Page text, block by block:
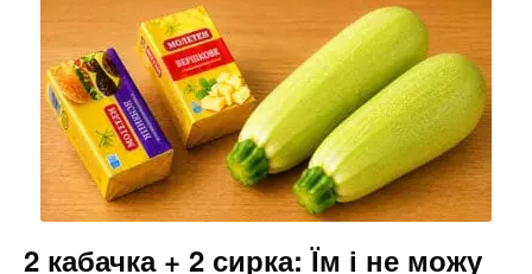
2 кабачка + 2 сирка: Їм і не можу